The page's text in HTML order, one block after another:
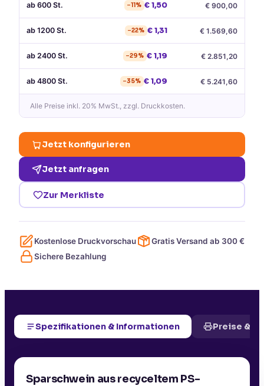
ab 600 St. −11% €1,50 € 900,00
ab 1200 St. −22% €1,31 € 1.569,60
ab 2400 St. −29% €1,19 € 2.851,20
ab 4800 St. −35% €1,09 € 5.241,60
Alle Preise inkl. 20% MwSt., zzgl. Druckkosten.
Jetzt konfigurieren
Jetzt anfragen
Zur Merkliste
Kostenlose Druckvorschau Gratis Versand ab 300€
Sichere Bezahlung
Spezifikationen & Informationen Preise &
Sparschwein aus recyceltem PS-